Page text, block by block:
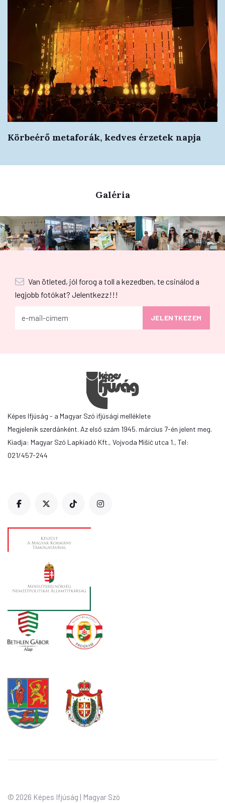
Körbeérő metaforák, kedves érzetek napja
Galéria
Van ötleted, jól forog a toll a kezedben, te csinálod a
legjobb fotókat? Jelentkezz!!!
Képes Ifjúság - a Magyar Szó ifjúsági melléklete
Megjelenik szerdánként. Az első szám 1945. március 7-én jelent meg.
Kiadja: Magyar Szó Lapkiadó Kft., Vojvoda Mišić utca 1., Tel:
021/457-244
© 2026 Képes Ifjúság | Magyar Szó